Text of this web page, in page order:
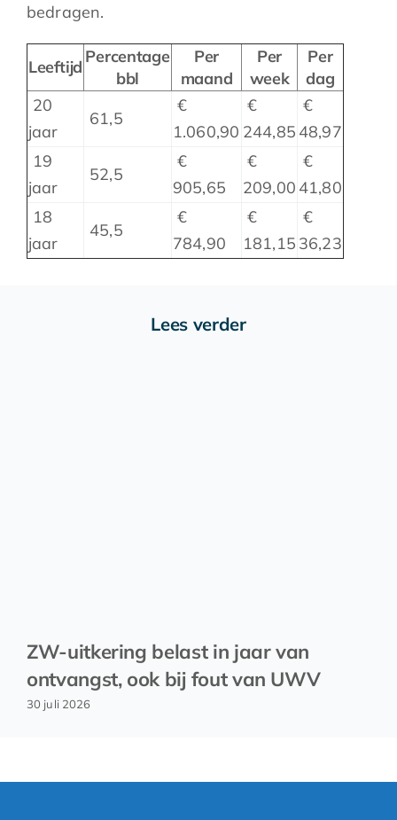
bedragen.
Leeftijd
Percentage
bbl
Per
maand
Per
week
Per
dag
20
jaar
61,5
€
1.060,90
€
244,85
€
48,97
19
jaar
52,5
€
905,65
€
209,00
€
41,80
18
jaar
45,5
€
784,90
€
181,15
€
36,23
Lees verder
ZW-uitkering belast in jaar van
ontvangst, ook bij fout van UWV
30 juli 2026